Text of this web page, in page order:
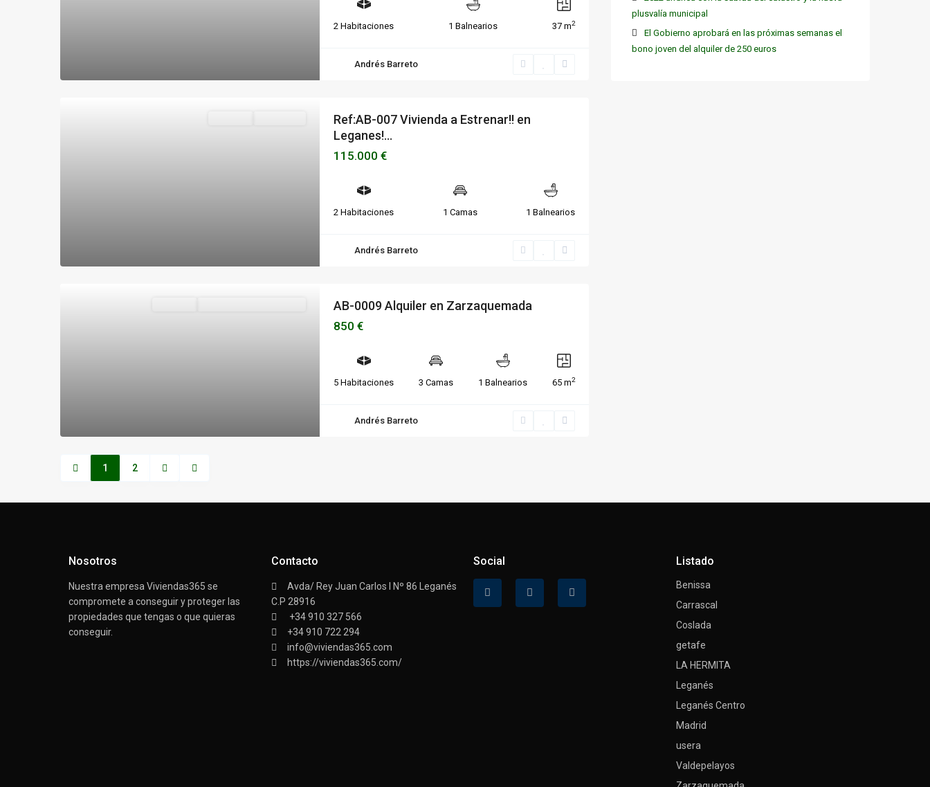
2 Habitaciones 1 Balnearios 37 m2
Andrés Barreto
Ref:AB-007 Vivienda a Estrenar!! en
Leganes!...
115.000 €
2 Habitaciones 1 Camas 1 Balnearios
Andrés Barreto
AB-0009 Alquiler en Zarzaquemada
850 €
5 Habitaciones 3 Camas 1 Balnearios 65 m2
Andrés Barreto
1 2
plusvalía municipal
El Gobierno aprobará en las próximas semanas el
bono joven del alquiler de 250 euros
Nosotros
Nuestra empresa Viviendas365 se
compromete a conseguir y proteger las
propiedades que tengas o que quieras
conseguir.
Contacto
Avda/ Rey Juan Carlos I Nº 86 Leganés
C.P 28916
+34 910 327 566
+34 910 722 294
info@viviendas365.com
https://viviendas365.com/
Social Listado
Benissa
Carrascal
Coslada
getafe
LA HERMITA
Leganés
Leganés Centro
Madrid
usera
Valdepelayos